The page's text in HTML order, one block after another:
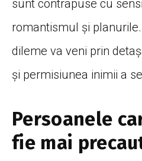
sunt contrapuse cu
romantismul și
dileme va veni prin
și permisiunea inimii a
Persoanele
fie mai